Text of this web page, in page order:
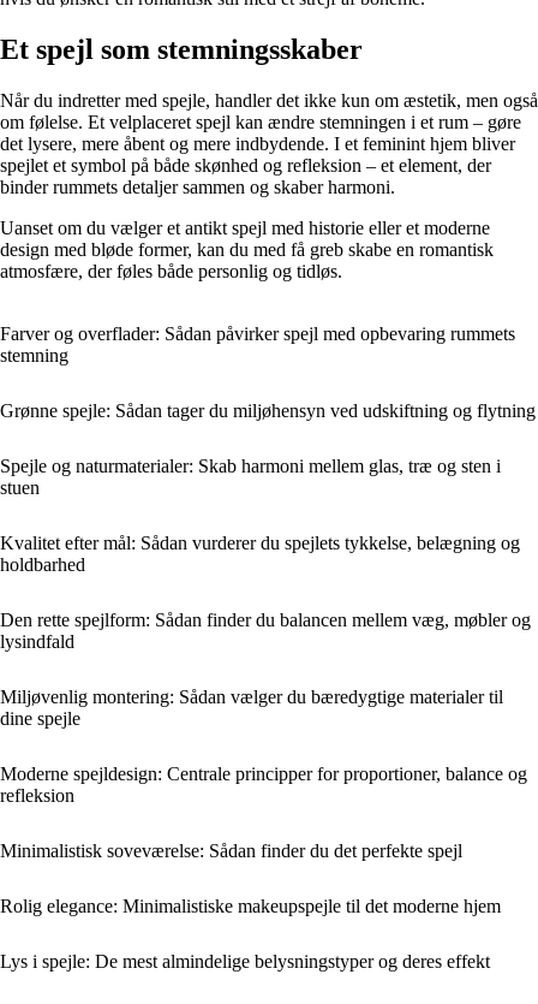
Et spejl som stemningsskaber
Når du indretter med spejle, handler det ikke kun om æstetik, men også
om følelse. Et velplaceret spejl kan ændre stemningen i et rum – gøre
det lysere, mere åbent og mere indbydende. I et feminint hjem bliver
spejlet et symbol på både skønhed og refleksion – et element, der
binder rummets detaljer sammen og skaber harmoni.
Uanset om du vælger et antikt spejl med historie eller et moderne
design med bløde former, kan du med få greb skabe en romantisk
atmosfære, der føles både personlig og tidløs.
Farver og overflader: Sådan påvirker spejl med opbevaring rummets
stemning
Grønne spejle: Sådan tager du miljøhensyn ved udskiftning og flytning
Spejle og naturmaterialer: Skab harmoni mellem glas, træ og sten i
stuen
Kvalitet efter mål: Sådan vurderer du spejlets tykkelse, belægning og
holdbarhed
Den rette spejlform: Sådan finder du balancen mellem væg, møbler og
lysindfald
Miljøvenlig montering: Sådan vælger du bæredygtige materialer til
dine spejle
Moderne spejldesign: Centrale principper for proportioner, balance og
refleksion
Minimalistisk soveværelse: Sådan finder du det perfekte spejl
Rolig elegance: Minimalistiske makeupspejle til det moderne hjem
Lys i spejle: De mest almindelige belysningstyper og deres effekt